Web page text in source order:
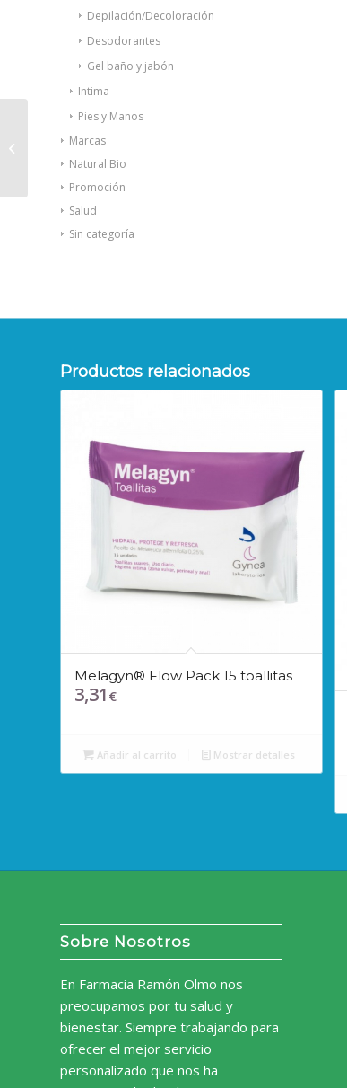
Depilación/Decoloración
Desodorantes
Gel baño y jabón
Intima
Pies y Manos
Marcas
Natural Bio
Promoción
Salud
Sin categoría
Productos relacionados
Melagyn® Flow Pack 15 toallitas
3,31 €
Añadir al carrito Mostrar detalles
Sobre Nosotros
En Farmacia Ramón Olmo nos
preocupamos por tu salud y
bienestar. Siempre trabajando para
ofrecer el mejor servicio
personalizado que nos ha
Acofarderm gel
dermatológico aceite
de argán 750ml